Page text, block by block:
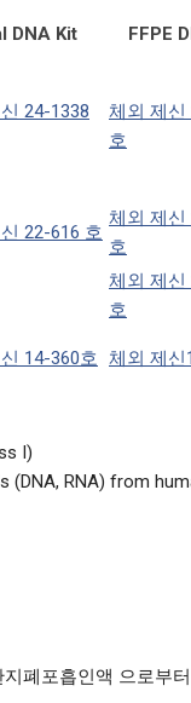
DNA Kit FFPE
24-1338
체외 제신
호
22-616 호
체외 제신
호
체외 제신
호
14-360호 체외 제신
I)
(DNA, RNA) from
폐포흡인액 으로부